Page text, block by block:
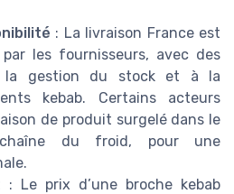
: La livraison France est
les fournisseurs, avec des
la gestion du stock et à la
kebab. Certains acteurs
de produit surgelé dans le
du froid, pour une
: Le prix d’une broche kebab